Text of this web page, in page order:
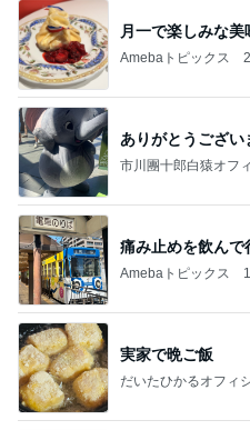
月一で楽しみな
Amebaトピックス
ありがとうござい
市川團十郎白猿オフ
痛み止めを飲んで
Amebaトピックス
実家で晩ご飯
だいたひかるオフィ